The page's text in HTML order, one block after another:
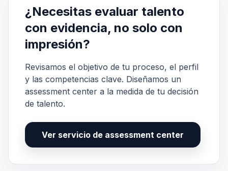
¿Necesitas evaluar talento
con evidencia, no solo con
impresión?
Revisamos el objetivo de tu proceso, el perfil
y las competencias clave. Diseñamos un
assessment center a la medida de tu decisión
de talento.
Ver servicio de assessment center